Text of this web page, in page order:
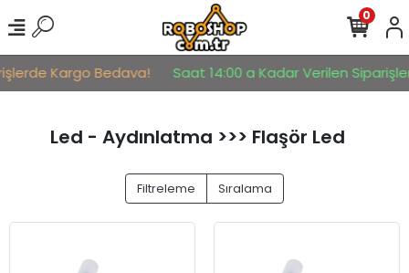
Kargo Bedava! Saat 14:00 a Kadar Verilen Siparişler
0
Led - Aydınlatma >>> Flaşör Led
Filtreleme Sıralama